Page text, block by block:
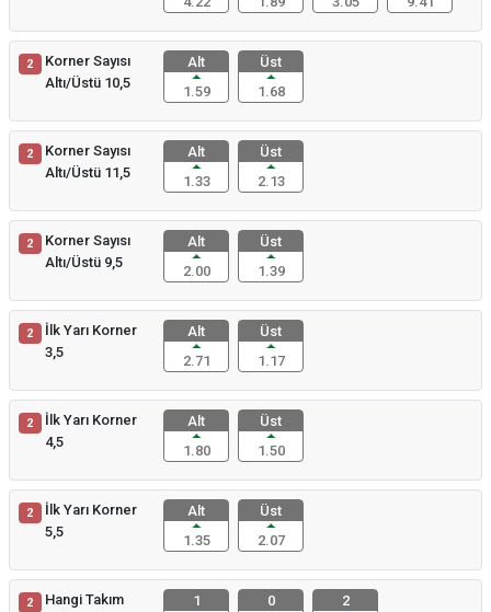
2
Korner Sayısı
Altı/Üstü 10,5
Alt
1.59
Üst
1.68
2
Korner Sayısı
Altı/Üstü 11,5
Alt
1.33
Üst
2.13
2
Korner Sayısı
Altı/Üstü 9,5
Alt
2.00
Üst
1.39
2
İlk Yarı Korner
3,5
Alt
2.71
Üst
1.17
2
İlk Yarı Korner
4,5
Alt
1.80
Üst
1.50
2
İlk Yarı Korner
5,5
Alt
1.35
Üst
2.07
2
Hangi Takım
1
0
2